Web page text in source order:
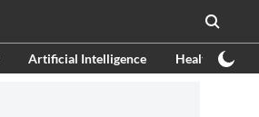
Artificial Intelligence Health